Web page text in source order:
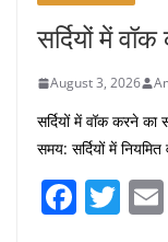
सर्दियों में
August 3, 2026
सर्दियों में वॉक करने का
समय: सर्दियों में नियमित
F T